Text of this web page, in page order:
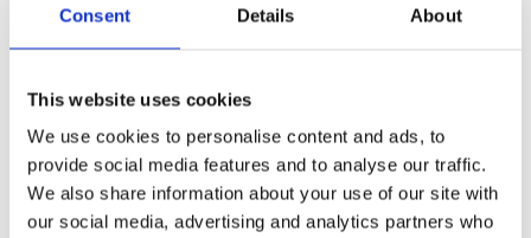
Consent Details About
This website uses cookies
We use cookies to personalise content and ads, to
provide social media features and to analyse our traffic.
We also share information about your use of our site with
our social media, advertising and analytics partners who
Voeg toe aan winkelwagen
🛒
Besteld
za 08 aug.
📦
Verzonden
ma 10 aug.
🚚
Geleverd
di 11 aug.